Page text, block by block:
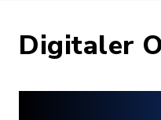
Digitaler